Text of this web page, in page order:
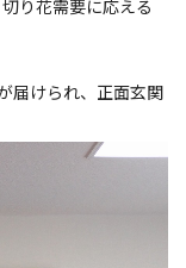
り花需要に応える
届けられ、正面玄関